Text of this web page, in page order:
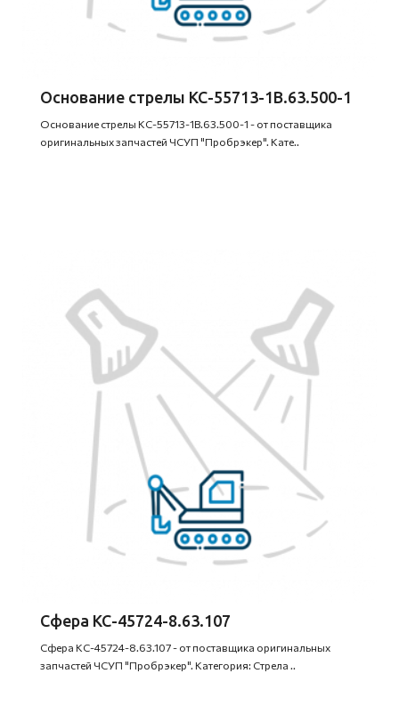
Основание стрелы КС-55713-1В.63.500-1
Основание стрелы КС-55713-1В.63.500-1 - от поставщика
оригинальных запчастей ЧСУП "Пробрэкер". Кате..
Сфера КС-45724-8.63.107
Сфера КС-45724-8.63.107 - от поставщика оригинальных
запчастей ЧСУП "Пробрэкер". Категория: Стрела ..